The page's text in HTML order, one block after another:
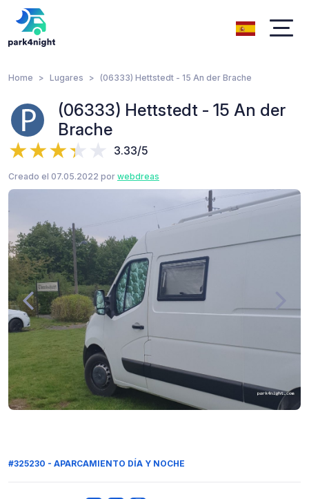
Home Lugares (06333) Hettstedt - 15 An der Brache
(06333) Hettstedt - 15 An der
Brache
3.33/5
Creado el 07.05.2022 por webdreas
#325230 - APARCAMIENTO DÍA Y NOCHE